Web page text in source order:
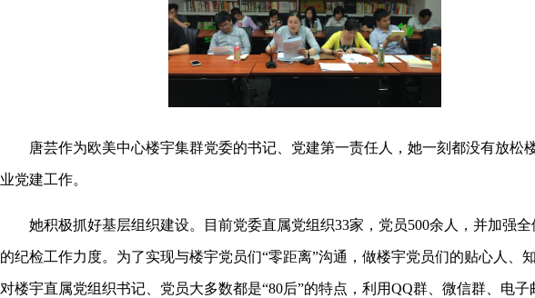
唐芸作为欧美中心楼宇集群党委的书记、党建第一责任人，她一刻都没有放松
业党建工作。
她积极抓好基层组织建设。目前党委直属党组织33家，党员500余人，并加强全
的纪检工作力度。为了实现与楼宇党员们“零距离”沟通，做楼宇党员们的贴心人、
对楼宇直属党组织书记、党员大多数都是“80后”的特点，利用QQ群、微信群、电子